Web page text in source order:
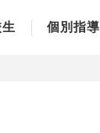
個別指導